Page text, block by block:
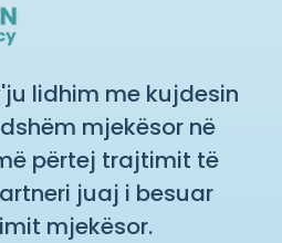
lidhim me kujdesin
mjekësor në
përtej trajtimit të
juaj i besuar
mjekësor.